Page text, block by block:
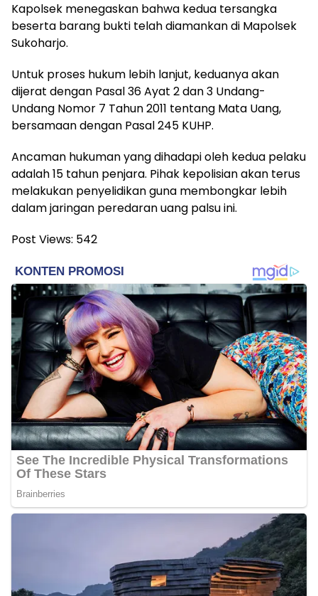
Kapolsek menegaskan bahwa kedua tersangka
beserta barang bukti telah diamankan di Mapolsek
Sukoharjo.
Untuk proses hukum lebih lanjut, keduanya akan
dijerat dengan Pasal 36 Ayat 2 dan 3 Undang-
Undang Nomor 7 Tahun 2011 tentang Mata Uang,
bersamaan dengan Pasal 245 KUHP.
Ancaman hukuman yang dihadapi oleh kedua pelaku
adalah 15 tahun penjara. Pihak kepolisian akan terus
melakukan penyelidikan guna membongkar lebih
dalam jaringan peredaran uang palsu ini.
Post Views: 542